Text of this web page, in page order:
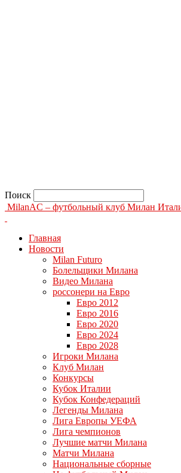
Поиск
MilanAC – футбольный клуб Милан
Главная
Новости
Milan Futuro
Болельщики Милана
Видео Милана
россонери на Евро
Евро 2012
Евро 2016
Евро 2020
Евро 2024
Евро 2028
Игроки Милана
Клуб Милан
Конкурсы
Кубок Италии
Кубок Конфедераций
Легенды Милана
Лига Европы УЕФА
Лига чемпионов
Лучшие матчи Милана
Матчи Милана
Национальные сборные